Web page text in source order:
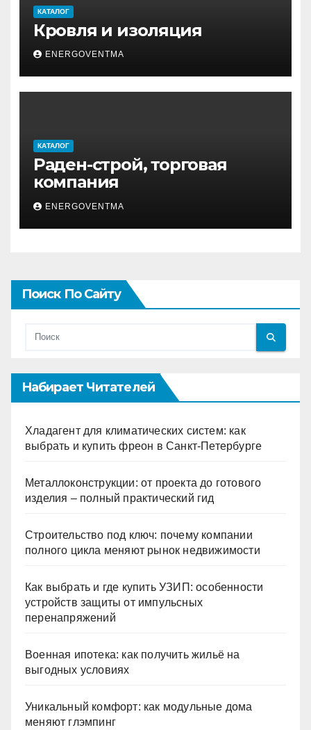
КАТАЛОГ
Кровля и изоляция
ENERGOVENTMA
КАТАЛОГ
Раден-строй, торговая
компания
ENERGOVENTMA
Поиск По Сайту
Набирает Читателей
Хладагент для климатических систем: как
выбрать и купить фреон в Санкт-Петербурге
Металлоконструкции: от проекта до готового
изделия – полный практический гид
Строительство под ключ: почему компании
полного цикла меняют рынок недвижимости
Как выбрать и где купить УЗИП: особенности
устройств защиты от импульсных
перенапряжений
Военная ипотека: как получить жильё на
выгодных условиях
Уникальный комфорт: как модульные дома
меняют глэмпинг